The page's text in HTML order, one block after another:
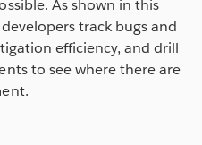
As shown in this
track bugs and
efficiency, and drill
to see where there are